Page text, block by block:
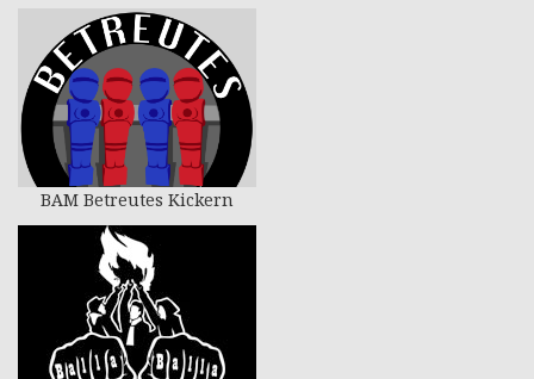
BAM Betreutes Kickern